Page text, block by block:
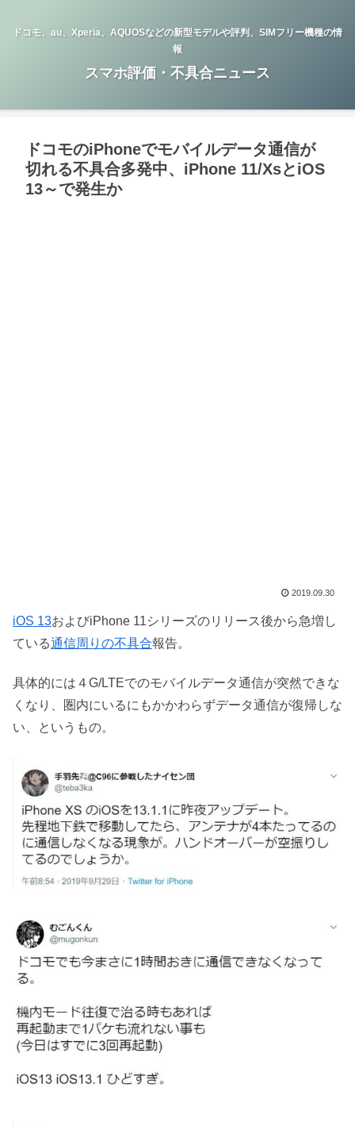
ドコモ、au、Xperia、AQUOSなどの新型モデルや評判、SIMフリー機種の情
報
スマホ評価・不具合ニュース
ドコモのiPhoneでモバイルデータ通信が
切れる不具合多発中、iPhone 11/XsとiOS
13～で発生か
2019.09.30
iOS 13およびiPhone 11シリーズのリリース後から急増し
ている通信周りの不具合報告。
具体的には４G/LTEでのモバイルデータ通信が突然できな
くなり、圏内にいるにもかかわらずデータ通信が復帰しな
い、というもの。